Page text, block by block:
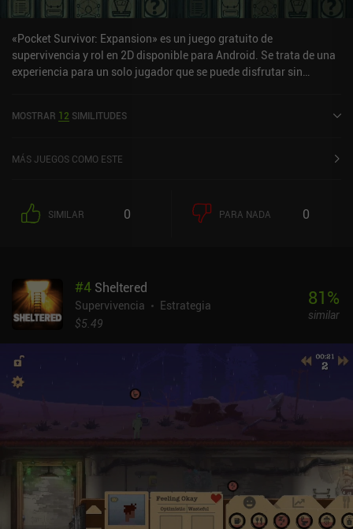
«Pocket Survivor: Expansion» es un juego gratuito de
supervivencia y rol en 2D disponible para Android. Se trata de una
experiencia para un solo jugador que se puede disfrutar sin
Expansion se lanzó en mayo de 2021 y tiene actualmente una
MOSTRAR 12 SIMILITUDES
MÁS JUEGOS COMO ESTE
SIMILAR 0 PARA NADA 0
#4 Sheltered
Supervivencia
Estrategia
$5.49
81%
similar